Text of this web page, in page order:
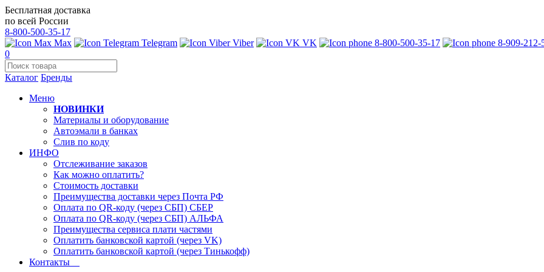
Бесплатная доставка
по всей России
8-800-500-35-17
Max
Telegram Viber VK 8-800-500-35-17
8-909-212-
0
Каталог Бренды
Меню
НОВИНКИ
Материалы и оборудование
Автоэмали в банках
Слив по коду
ИНФО
Отслеживание заказов
Как можно оплатить?
Стоимость доставки
Преимущества доставки через Почта РФ
Оплата по QR-коду (через СБП) СБЕР
Оплата по QR-коду (через СБП) АЛЬФА
Преимущества сервиса плати частями
Оплатить банковской картой (через VK)
Оплатить банковской картой (через Тинькофф)
Контакты